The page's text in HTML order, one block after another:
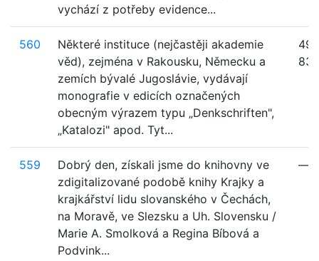
vychází z potřeby evidence...
560
Některé instituce (nejčastěji akademie
věd), zejména v Rakousku, Německu a
zemích bývalé Jugoslávie, vydávají
monografie v edicích označených
obecným výrazem typu „Denkschriften",
„Katalozi" apod. Tyt...
830
559
Dobrý den, získali jsme do knihovny ve
zdigitalizované podobě knihy Krajky a
krajkářství lidu slovanského v Čechách,
na Moravě, ve Slezsku a Uh. Slovensku /
Marie A. Smolková a Regina Bíbová a
Podvink...
—